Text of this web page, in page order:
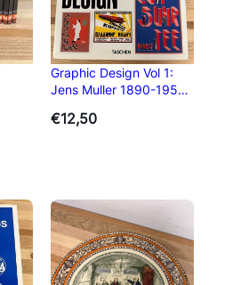
Graphic Design Vol 1:
Jens Muller 1890-1959
€12,50